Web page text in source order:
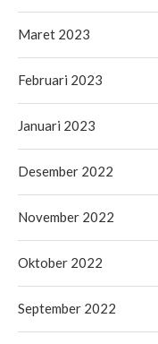
Maret 2023
Februari 2023
Januari 2023
Desember 2022
November 2022
Oktober 2022
September 2022